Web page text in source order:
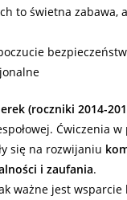
to świetna zabawa,
(roczniki 2014-
Ćwiczenia w
się na rozwijaniu
i zaufania.
ważne jest